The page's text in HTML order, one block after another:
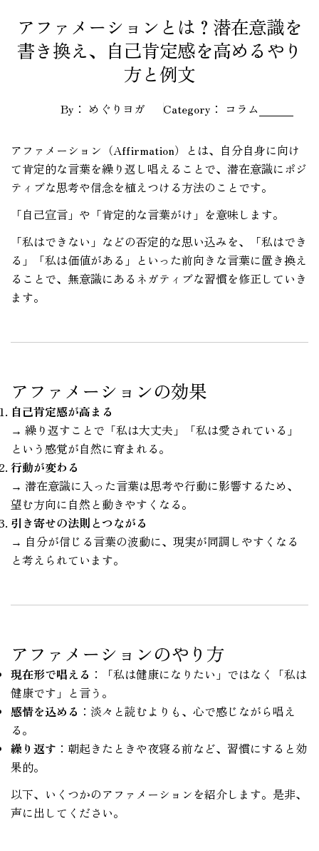
アファメーションとは？潜在意識を
書き換え、自己肯定感を高めるやり
方と例文
By： めぐりヨガ Category： コラム
アファメーション（Affirmation）とは、自分自身に向け
て肯定的な言葉を繰り返し唱えることで、潜在意識にポジ
ティブな思考や信念を植えつける方法のことです。
「自己宣言」や「肯定的な言葉がけ」を意味します。
「私はできない」などの否定的な思い込みを、「私はでき
る」「私は価値がある」といった前向きな言葉に置き換え
ることで、無意識にあるネガティブな習慣を修正していき
ます。
アファメーションの効果
自己肯定感が高まる
→ 繰り返すことで「私は大丈夫」「私は愛されている」
という感覚が自然に育まれる。
行動が変わる
→ 潜在意識に入った言葉は思考や行動に影響するため、
望む方向に自然と動きやすくなる。
引き寄せの法則とつながる
→ 自分が信じる言葉の波動に、現実が同調しやすくなる
と考えられています。
アファメーションのやり方
現在形で唱える ：「私は健康になりたい」ではなく「私は
健康です」と言う。
感情を込める ：淡々と読むよりも、心で感じながら唱え
る。
繰り返す ：朝起きたときや夜寝る前など、習慣にすると効
果的。
以下、いくつかのアファメーションを紹介します。是非、
声に出してください。